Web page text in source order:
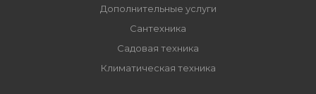
Дополнительные услуги
Сантехника
Садовая техника
Климатическая техника